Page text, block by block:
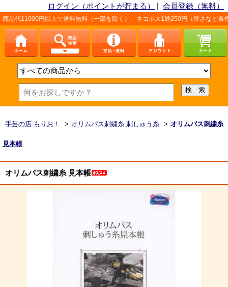
ログイン（ポイントが貯まる） | 会員登録（無料）
送料無料（一部を除く）、ネコポス1通250円（厚さなど条件あり）。詳しくは
手芸の店 もりお！ > オリムパス刺繍糸 刺しゅう糸 > オリムパス刺繍糸
見本帳
オリムパス刺繍糸 見本帳